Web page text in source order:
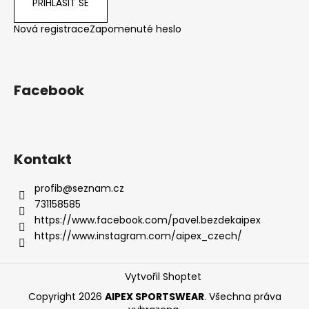
Nová registraceZapomenuté heslo
Facebook
Kontakt
profib@seznam.cz
731158585
https://www.facebook.com/pavel.bezdekaipex
https://www.instagram.com/aipex_czech/
Vytvořil Shoptet
Copyright 2026 AIPEX SPORTSWEAR. Všechna práva